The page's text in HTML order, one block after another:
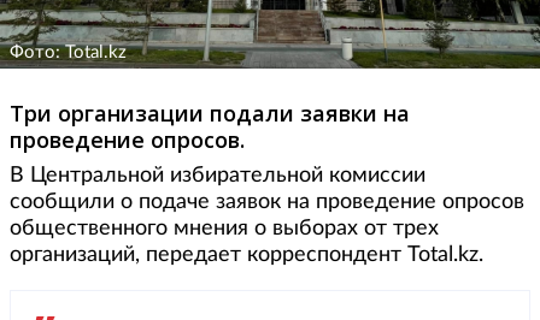
Фото: Total.kz
Три организации подали заявки на
проведение опросов.
В Центральной избирательной комиссии
сообщили о подаче заявок на проведение опросов
общественного мнения о выборах от трех
организаций, передает корреспондент Total.kz.